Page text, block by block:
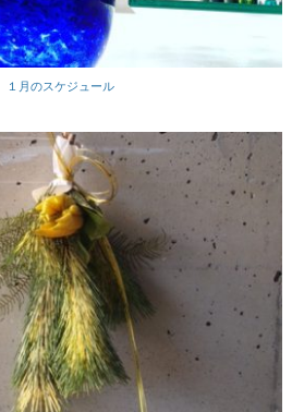
１月のスケジュール